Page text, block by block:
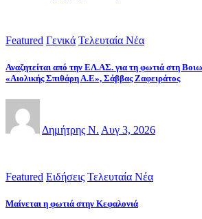
Featured Γενικά Τελευταία Νέα
Αναζητείται από την ΕΛ.ΑΣ. για τη φωτιά στη
«Αιολικής Σπιθάρη Α.Ε», Σάββας Ζαφειράτος
Δημήτρης Ν. Αυγ 3, 2026
Featured Ειδήσεις Τελευταία Νέα
Μαίνεται η φωτιά στην Κεφαλονιά